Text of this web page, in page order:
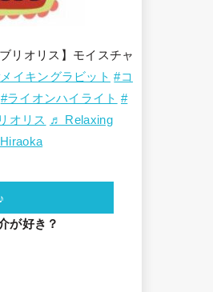
リオリス】モイスチャ
イキングラビット #コ
#ライオンハイライト #
オリス ♬ Relaxing
が好き？